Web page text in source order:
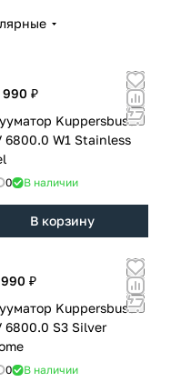
990 ₽
Kuppersbusch
6800.0 W1 Stainless
0 В наличии
В корзину
₽
Kuppersbusch
6800.0 S3 Silver
0 В наличии